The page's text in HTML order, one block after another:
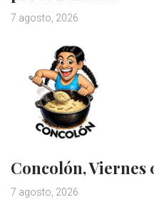
7 agosto, 2026
Concolón, Viernes
7 agosto, 2026